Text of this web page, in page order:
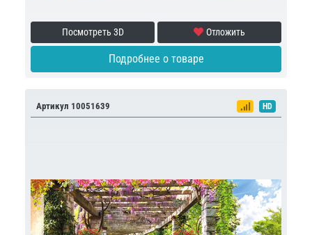
Посмотреть 3D Отложить
Подробнее о товаре
Артикул 10051639 HD